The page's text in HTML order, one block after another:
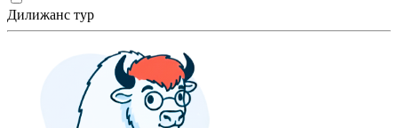
Дилижанс тур